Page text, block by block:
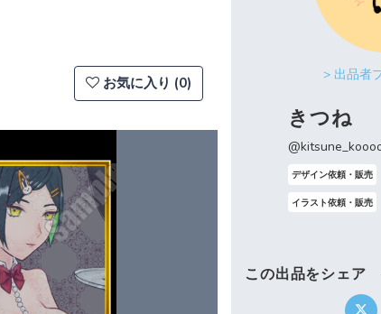
お気に入り (0) > 出品者
きつね
デザイン依頼・販売
イラスト依頼・販売
この出品をシェア